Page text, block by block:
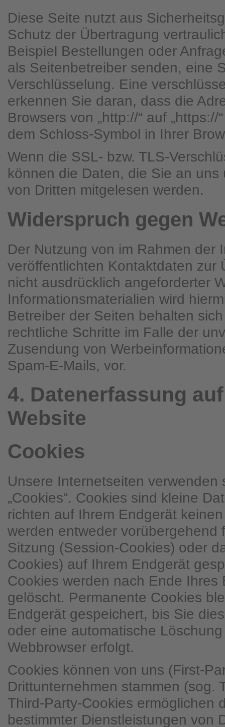
Diese Seite nutzt aus
Schutz der Übertragung
Beispiel Bestellungen oder
als Seitenbetreiber senden, eine
Verschlüsselung. Eine
erkennen Sie daran, dass die
Browsers von „http://“ auf
dem Schloss-Symbol in Ihrer
Wenn die SSL- bzw. TLS-
können die Daten, die Sie an uns
von Dritten mitgelesen werden.
Widerspruch gegen
Der Nutzung von im Rahmen der
veröffentlichten Kontaktdaten zur
nicht ausdrücklich angeforderter
Informationsmaterialien wird
Betreiber der Seiten behalten
rechtliche Schritte im Falle der
Zusendung von
Spam-E-Mails, vor.
4. Datenerfassung
Website
Cookies
Unsere Internetseiten verwenden
„Cookies“. Cookies sind kleine
richten auf Ihrem Endgerät
werden entweder vorübergehend
Sitzung (Session-Cookies) oder
Cookies) auf Ihrem Endgerät
Cookies werden nach Ende Ihres
gelöscht. Permanente Cookies
Endgerät gespeichert, bis Sie
oder eine automatische
Webbrowser erfolgt.
Cookies können von uns (First-
Drittunternehmen stammen (sog.
Third-Party-Cookies ermöglichen
bestimmter Dienstleistungen von